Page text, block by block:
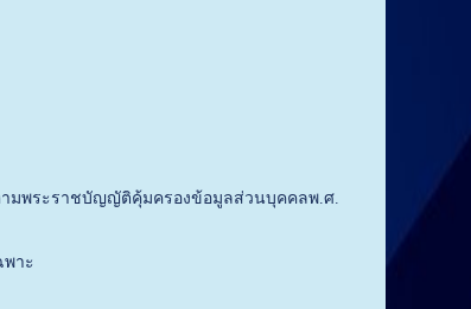
ามพระราชบัญญัติคุ้มครองข้อมูลส่วนบุคคลพ.ศ.
พาะ